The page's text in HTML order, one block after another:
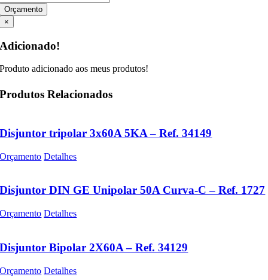
Orçamento
×
Adicionado!
Produto adicionado aos meus produtos!
Produtos Relacionados
Disjuntor tripolar 3x60A 5KA – Ref. 34149
Orçamento Detalhes
Disjuntor DIN GE Unipolar 50A Curva-C – Ref. 1727
Orçamento Detalhes
Disjuntor Bipolar 2X60A – Ref. 34129
Orçamento Detalhes